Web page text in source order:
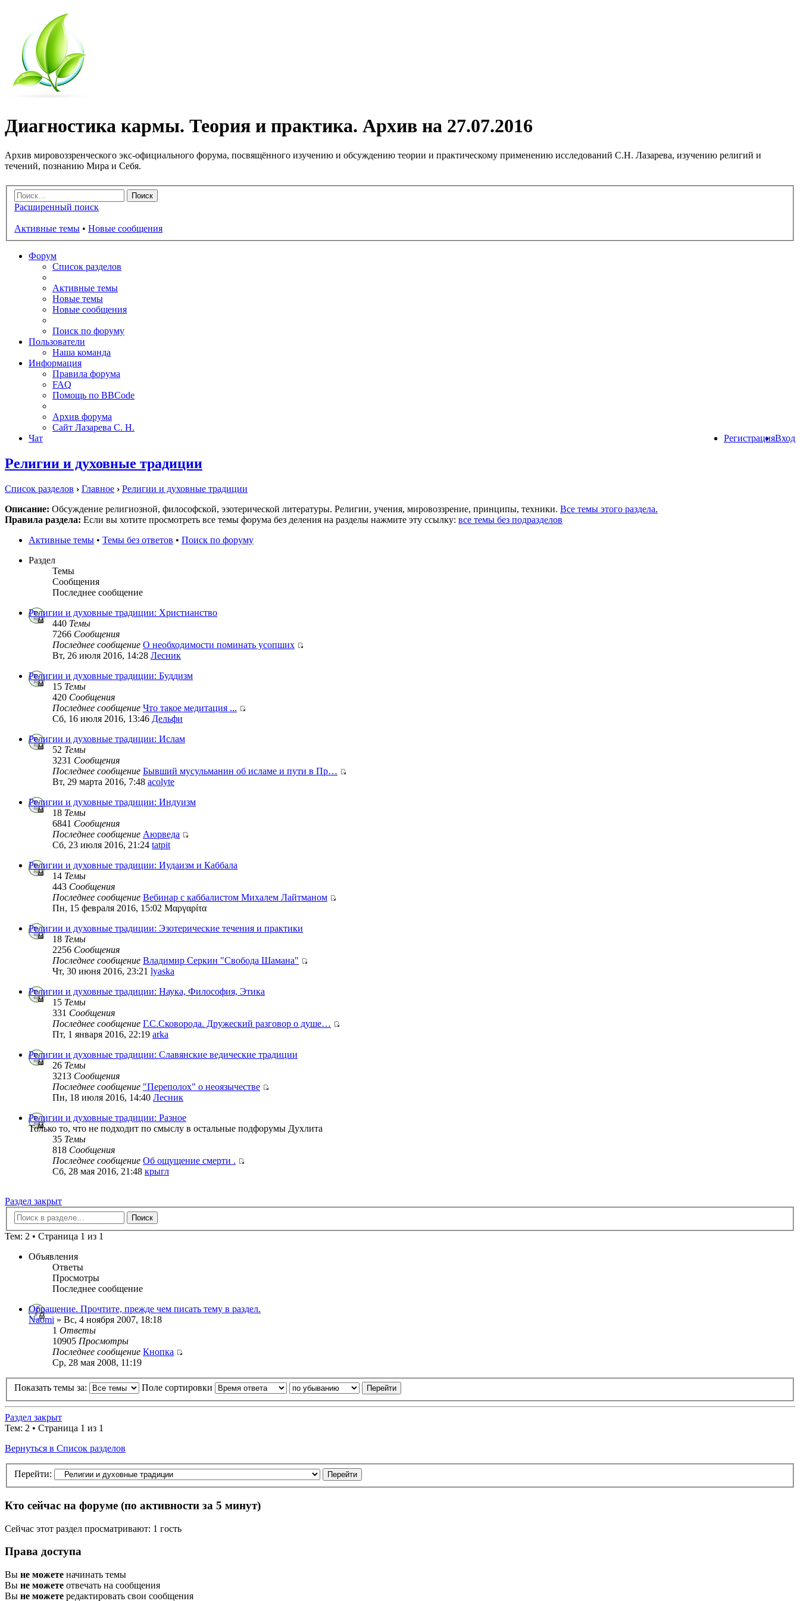
Диагностика кармы. Теория и практика. Архив на 27.07.2016
Архив мировоззренческого экс-официального форума, посвящённого изучению и обсуждению теории и практическому применению исследований С.Н. Лазарева, изучению религий и
течений, познанию Мира и Себя.
Расширенный поиск
Активные темы • Новые сообщения
Форум
Список разделов
Активные темы
Новые темы
Новые сообщения
Поиск по форуму
Пользователи
Наша команда
Информация
Правила форума
FAQ
Помощь по BBCode
Архив форума
Сайт Лазарева С. Н.
Вход
Регистрация
Чат
Религии и духовные традиции
Список разделов › Главное › Религии и духовные традиции
Описание: Обсуждение религиозной, философской, эзотерической литературы. Религии, учения, мировоззрение, принципы, техники. Все темы этого раздела.
Правила раздела: Если вы хотите просмотреть все темы форума без деления на разделы нажмите эту ссылку: все темы без подразделов
Активные темы • Темы без ответов • Поиск по форуму
Раздел
Темы
Сообщения
Последнее сообщение
Религии и духовные традиции: Христианство
440 Темы
7266 Сообщения
Последнее сообщение О необходимости поминать усопших
Вт, 26 июля 2016, 14:28 Лесник
Религии и духовные традиции: Буддизм
15 Темы
420 Сообщения
Последнее сообщение Что такое медитация ...
Сб, 16 июля 2016, 13:46 Дельфи
Религии и духовные традиции: Ислам
52 Темы
3231 Сообщения
Последнее сообщение Бывший мусульманин об исламе и пути в Пр…
Вт, 29 марта 2016, 7:48 acolyte
Религии и духовные традиции: Индуизм
18 Темы
6841 Сообщения
Последнее сообщение Аюрведа
Сб, 23 июля 2016, 21:24 tatpit
Религии и духовные традиции: Иудаизм и Каббала
14 Темы
443 Сообщения
Последнее сообщение Вебинар с каббалистом Михалем Лайтманом
Пн, 15 февраля 2016, 15:02 Μαργαρίτα
Религии и духовные традиции: Эзотерические течения и практики
18 Темы
2256 Сообщения
Последнее сообщение Владимир Серкин "Свобода Шамана"
Чт, 30 июня 2016, 23:21 lyaska
Религии и духовные традиции: Наука, Философия, Этика
15 Темы
331 Сообщения
Последнее сообщение Г.С.Сковорода. Дружеский разговор о душе…
Пт, 1 января 2016, 22:19 arka
Религии и духовные традиции: Славянские ведические традиции
26 Темы
3213 Сообщения
Последнее сообщение "Переполох" о неоязычестве
Пн, 18 июля 2016, 14:40 Лесник
Религии и духовные традиции: Разное
Только то, что не подходит по смыслу в остальные подфорумы Духлита
35 Темы
818 Сообщения
Последнее сообщение Об ощущение смерти .
Сб, 28 мая 2016, 21:48 крыгл
Раздел закрыт
Тем: 2 • Страница 1 из 1
Объявления
Ответы
Просмотры
Последнее сообщение
Обращение. Прочтите, прежде чем писать тему в раздел.
Naomi » Вс, 4 ноября 2007, 18:18
1 Ответы
10905 Просмотры
Последнее сообщение Кнопка
Ср, 28 мая 2008, 11:19
Показать темы за: Поле сортировки
Раздел закрыт
Тем: 2 • Страница 1 из 1
Вернуться в Список разделов
Перейти:
Кто сейчас на форуме (по активности за 5 минут)
Сейчас этот раздел просматривают: 1 гость
Права доступа
Вы не можете начинать темы
Вы не можете отвечать на сообщения
Вы не можете редактировать свои сообщения